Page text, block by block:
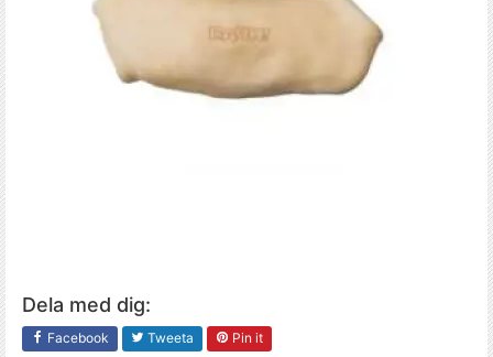
Dela med dig:
Facebook Tweeta Pin it